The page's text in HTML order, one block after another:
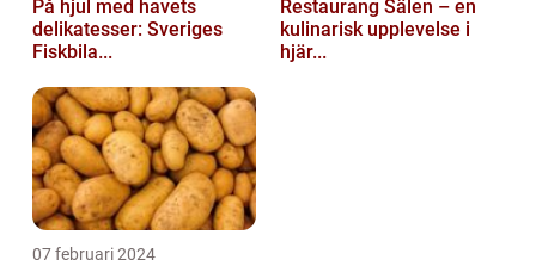
På hjul med havets
delikatesser: Sveriges
Fiskbila...
Restaurang Sälen – en
kulinarisk upplevelse i
hjär...
07 februari 2024